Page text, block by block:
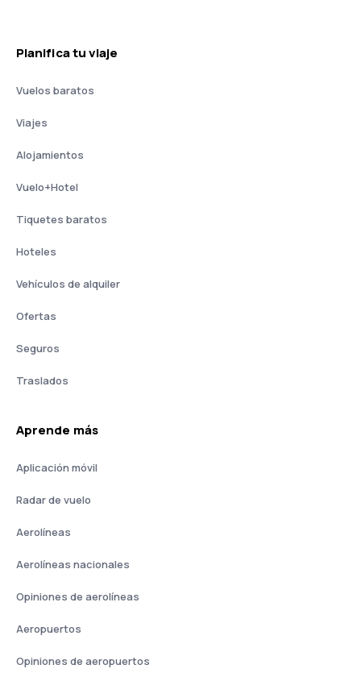
Planifica tu viaje
Vuelos baratos
Viajes
Alojamientos
Vuelo+Hotel
Tiquetes baratos
Hoteles
Vehículos de alquiler
Ofertas
Seguros
Traslados
Aprende más
Aplicación móvil
Radar de vuelo
Aerolíneas
Aerolíneas nacionales
Opiniones de aerolíneas
Aeropuertos
Opiniones de aeropuertos